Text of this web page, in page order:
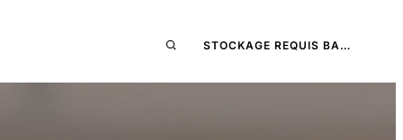
STOCKAGE REQUIS BA…